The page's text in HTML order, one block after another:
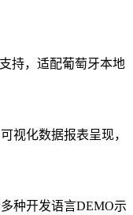
持，适配葡萄牙本地
视化数据报表呈现，
种开发语言DEMO示